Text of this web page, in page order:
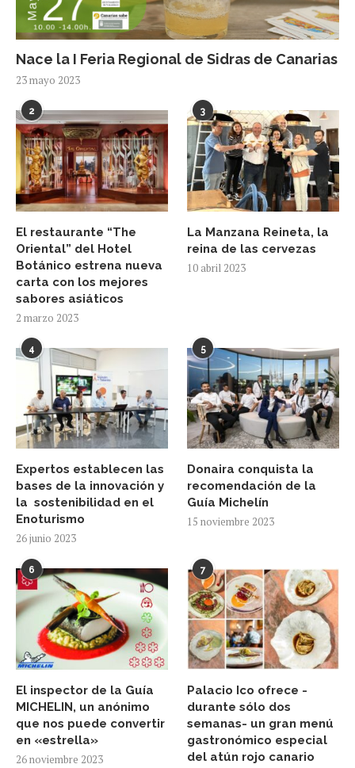
Nace la I Feria Regional de Sidras de Canarias
23 mayo 2023
2
El restaurante “The
Oriental” del Hotel
Botánico estrena nueva
carta con los mejores
sabores asiáticos
2 marzo 2023
3
La Manzana Reineta, la
reina de las cervezas
10 abril 2023
4
Expertos establecen las
bases de la innovación y
la sostenibilidad en el
Enoturismo
26 junio 2023
5
Donaira conquista la
recomendación de la
Guía Michelín
15 noviembre 2023
6
El inspector de la Guía
MICHELIN, un anónimo
que nos puede convertir
en «estrella»
26 noviembre 2023
7
Palacio Ico ofrece -
durante sólo dos
semanas- un gran menú
gastronómico especial
del atún rojo canario